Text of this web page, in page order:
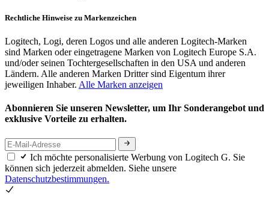
Rechtliche Hinweise zu Markenzeichen
Logitech, Logi, deren Logos und alle anderen Logitech-Marken
sind Marken oder eingetragene Marken von Logitech Europe S.A.
und/oder seinen Tochtergesellschaften in den USA und anderen
Ländern. Alle anderen Marken Dritter sind Eigentum ihrer
jeweiligen Inhaber. Alle Marken anzeigen
Abonnieren Sie unseren Newsletter, um Ihr Sonderangebot und
exklusive Vorteile zu erhalten.
Ich möchte personalisierte Werbung von Logitech G. Sie
können sich jederzeit abmelden. Siehe unsere
Datenschutzbestimmungen.